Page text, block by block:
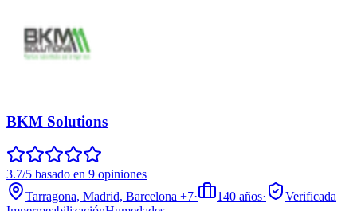
BKM Solutions
3.7/5 basado en 9 opiniones
Tarragona, Madrid, Barcelona +7· 140 años·
Verificada